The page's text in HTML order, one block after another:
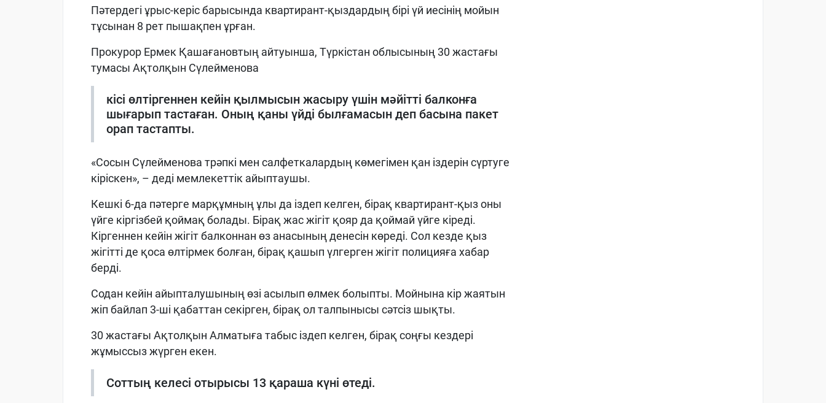
Пәтердегі ұрыс-керіс барысында квартирант-қыздардың бірі үй иесінің мойын
тұсынан 8 рет пышақпен ұрған.
Прокурор Ермек Қашағановтың айтуынша, Түркістан облысының 30 жастағы
тумасы Ақтолқын Сүлейменова
кісі өлтіргеннен кейін қылмысын жасыру үшін мәйітті балконға
шығарып тастаған. Оның қаны үйді былғамасын деп басына пакет
орап тастапты.
«Сосын Сүлейменова трәпкі мен салфеткалардың көмегімен қан іздерін сүртуге
кіріскен», – деді мемлекеттік айыптаушы.
Кешкі 6-да пәтерге марқұмның ұлы да іздеп келген, бірақ квартирант-қыз оны
үйге кіргізбей қоймақ болады. Бірақ жас жігіт қояр да қоймай үйге кіреді.
Кіргеннен кейін жігіт балконнан өз анасының денесін көреді. Сол кезде қыз
жігітті де қоса өлтірмек болған, бірақ қашып үлгерген жігіт полицияға хабар
берді.
Содан кейін айыпталушының өзі асылып өлмек болыпты. Мойнына кір жаятын
жіп байлап 3-ші қабаттан секірген, бірақ ол талпынысы сәтсіз шықты.
30 жастағы Ақтолқын Алматыға табыс іздеп келген, бірақ соңғы кездері
жұмыссыз жүрген екен.
Соттың келесі отырысы 13 қараша күні өтеді.